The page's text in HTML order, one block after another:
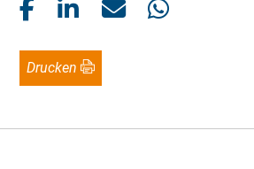
Drucken